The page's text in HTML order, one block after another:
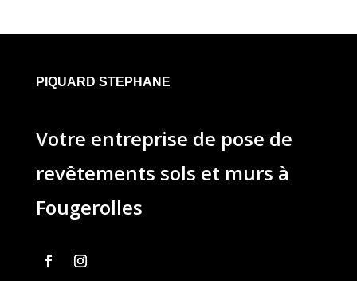
PIQUARD STEPHANE
Votre entreprise de pose de
revêtements sols et murs à
Fougerolles